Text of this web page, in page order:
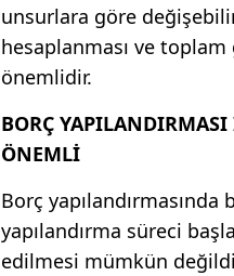
unsurlara göre
hesaplanması ve
önemlidir.
BORÇ
ÖNEMLİ
Borç
yapılandırma süreci
edilmesi mümkün